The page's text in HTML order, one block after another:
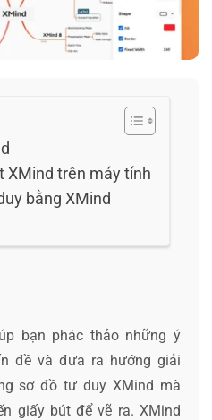
XMind trên máy tính
bằng XMind
bạn phác thảo những ý
đề và đưa ra hướng giải
sơ đồ tư duy XMind mà
giấy bút để vẽ ra. XMind